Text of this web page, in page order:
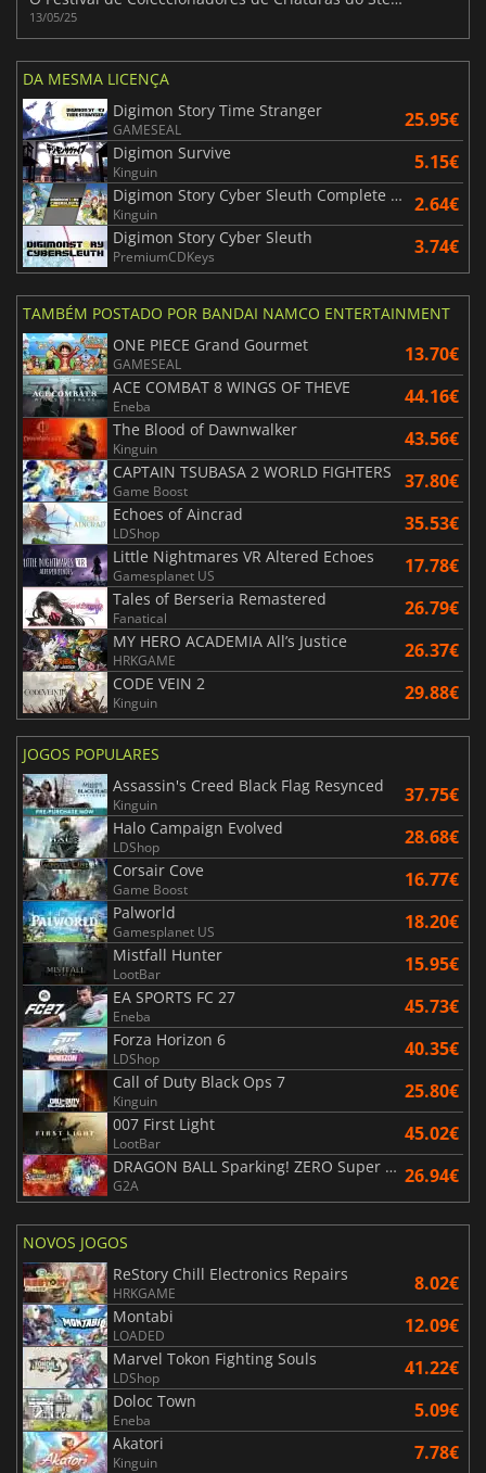
13/05/25
DA MESMA LICENÇA
Digimon Story Time Stranger
GAMESEAL 25.95€
Digimon Survive
Kinguin 5.15€
Digimon Story Cyber Sleuth Complete Edition
Kinguin 2.64€
Digimon Story Cyber Sleuth
PremiumCDKeys 3.74€
TAMBÉM POSTADO POR BANDAI NAMCO ENTERTAINMENT
ONE PIECE Grand Gourmet
GAMESEAL 13.70€
ACE COMBAT 8 WINGS OF THEVE
Eneba 44.16€
The Blood of Dawnwalker
Kinguin 43.56€
CAPTAIN TSUBASA 2 WORLD FIGHTERS
Game Boost 37.80€
Echoes of Aincrad
LDShop 35.53€
Little Nightmares VR Altered Echoes
Gamesplanet US 17.78€
Tales of Berseria Remastered
Fanatical 26.79€
MY HERO ACADEMIA All’s Justice
HRKGAME 26.37€
CODE VEIN 2
Kinguin 29.88€
JOGOS POPULARES
Assassin's Creed Black Flag Resynced
Kinguin 37.75€
Halo Campaign Evolved
LDShop 28.68€
Corsair Cove
Game Boost 16.77€
Palworld
Gamesplanet US 18.20€
Mistfall Hunter
LootBar 15.95€
EA SPORTS FC 27
Eneba 45.73€
Forza Horizon 6
LDShop 40.35€
Call of Duty Black Ops 7
Kinguin 25.80€
007 First Light
LootBar 45.02€
DRAGON BALL Sparking! ZERO Super Limit Breaking NEO
G2A 26.94€
NOVOS JOGOS
ReStory Chill Electronics Repairs
HRKGAME 8.02€
Montabi
LOADED 12.09€
Marvel Tokon Fighting Souls
LDShop 41.22€
Doloc Town
Eneba 5.09€
Akatori
Kinguin 7.78€